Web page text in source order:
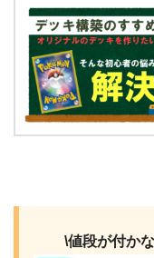
\値段が付か